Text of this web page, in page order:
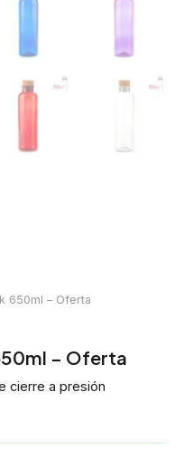
650ml – Oferta
– Oferta
cierre a presión